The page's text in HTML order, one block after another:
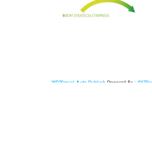
WP2Social Auto Publish Powered By :